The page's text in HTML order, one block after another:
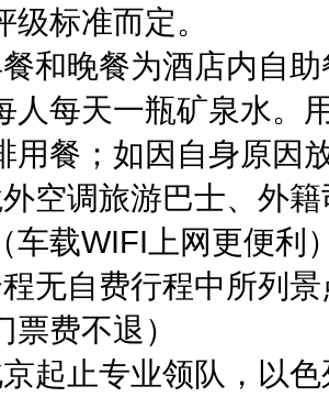
级标准而定。
和晚餐为酒店内自
人每天一瓶矿泉水。
用餐；如因自身原因
空调旅游巴士、外
车载WIFI上网更便利
无自费行程中所列
票费不退）
起止专业领队，以